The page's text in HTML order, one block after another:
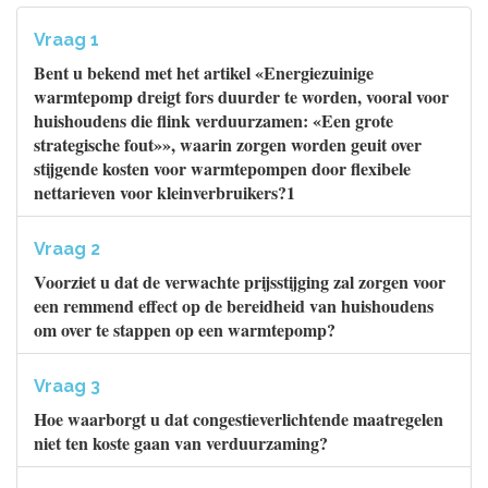
Vraag 1
Bent u bekend met het artikel «Energiezuinige
warmtepomp dreigt fors duurder te worden, vooral voor
huishoudens die flink verduurzamen: «Een grote
strategische fout»», waarin zorgen worden geuit over
stijgende kosten voor warmtepompen door flexibele
nettarieven voor kleinverbruikers?1
Vraag 2
Voorziet u dat de verwachte prijsstijging zal zorgen voor
een remmend effect op de bereidheid van huishoudens
om over te stappen op een warmtepomp?
Vraag 3
Hoe waarborgt u dat congestieverlichtende maatregelen
niet ten koste gaan van verduurzaming?